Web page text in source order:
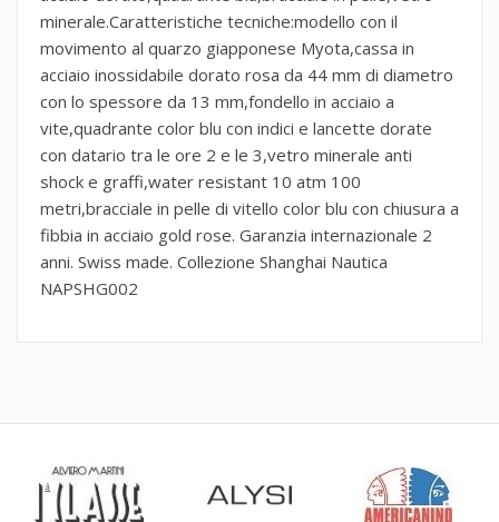
minerale.Caratteristiche tecniche:modello con il
movimento al quarzo giapponese Myota,cassa in
acciaio inossidabile dorato rosa da 44 mm di diametro
con lo spessore da 13 mm,fondello in acciaio a
vite,quadrante color blu con indici e lancette dorate
con datario tra le ore 2 e le 3,vetro minerale anti
shock e graffi,water resistant 10 atm 100
metri,bracciale in pelle di vitello color blu con chiusura a
fibbia in acciaio gold rose. Garanzia internazionale 2
anni. Swiss made. Collezione Shanghai Nautica
NAPSHG002